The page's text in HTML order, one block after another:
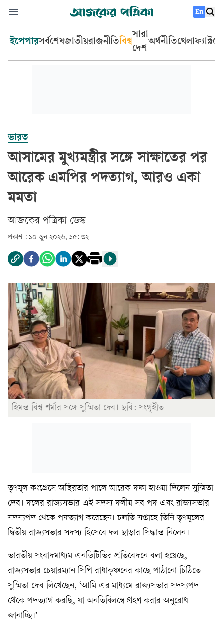
En
ইপেপারসর্বশেষজাতীয়রাজনীতিবিশ্ব
সারা
দেশ
অর্থনীতিখেলা
ভারত
আসামের মুখ্যমন্ত্রীর সঙ্গে সাক্ষাতের পর
আরেক এমপির পদত্যাগ, আরও একা
মমতা
আজকের পত্রিকা ডেস্ক­
প্রকাশ : ১০ জুন ২০২৬, ১৫: ৩২
হিমন্ত বিশ্ব শর্মার সঙ্গে সুস্মিতা দেব। ছবি: সংগৃহীত
তৃণমূল কংগ্রেসে অস্থিরতার পালে আরেক দফা হাওয়া দিলেন সুস্মিতা
দেব। দলের রাজ্যসভার এই সদস্য দলীয় সব পদ এবং রাজ্যসভার
সদস্যপদ থেকে পদত্যাগ করেছেন। চলতি সপ্তাহে তিনি তৃণমূলের
দ্বিতীয় রাজ্যসভার সদস্য হিসেবে দল ছাড়ার সিদ্ধান্ত নিলেন।
ভারতীয় সংবাদমাধ্যম এনডিটিভির প্রতিবেদনে বলা হয়েছে,
রাজ্যসভার চেয়ারম্যান সিপি রাধাকৃষ্ণনের কাছে পাঠানো চিঠিতে
সুস্মিতা দেব লিখেছেন, ‘আমি এর মাধ্যমে রাজ্যসভার সদস্যপদ
থেকে পদত্যাগ করছি, যা অনতিবিলম্বে গ্রহণ করার অনুরোধ
জানাচ্ছি।’